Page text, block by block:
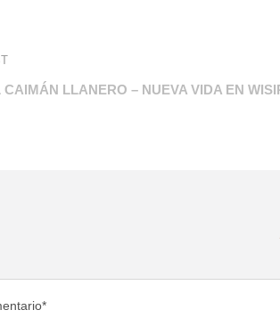
CAIMÁN LLANERO – NUEVA VIDA EN